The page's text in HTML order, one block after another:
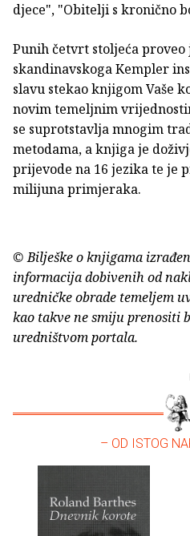
djece", "Obitelji s kronično
Punih četvrt stoljeća proveo
skandinavskoga Kempler
slavu stekao knjigom Vaše
novim temeljnim
se suprotstavlja mnogim
metodama, a knjiga je
prijevode na 16 jezika te je
milijuna primjeraka.
© Bilješke o knjigama
informacija dobivenih od
uredničke obrade temeljem
kao takve ne smiju prenositi
uredništvom portala.
– OD ISTOG